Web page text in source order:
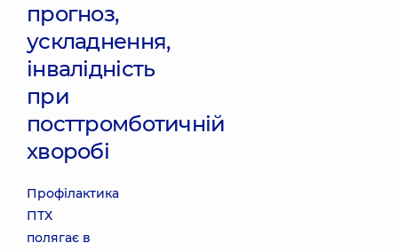
прогноз,
ускладнення,
інвалідність
при
посттромботичній
хворобі
Профілактика
ПТХ
полягає в